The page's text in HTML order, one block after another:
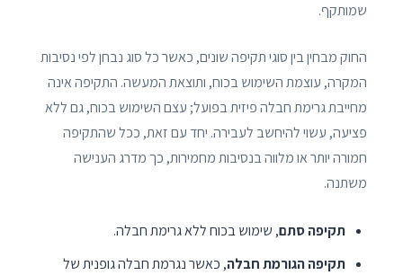
שמותקף.
החוק מבחין בין סוגי תקיפה שונים, כאשר כל סוג נבחן לפי נסיבות
המקרה, עוצמת השימוש בכוח, ותוצאת המעשה. התקיפה אינה
מחייבת גרימת חבלה פיזית בפועל; עצם השימוש בכוח, גם ללא
פציעה, עשוי להיחשב לעבירה. יחד עם זאת, ככל שהתקיפה
חמורה יותר או מלווה בנסיבות מחמירות, כך מדרג הענישה
משתנה.
תקיפה סתם, שימוש בכוח ללא גרימת חבלה.
תקיפה הגורמת חבלה, כאשר נגרמת חבלה גופנית של